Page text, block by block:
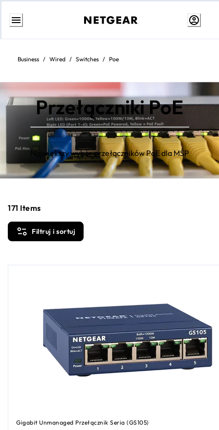
Przejdź
treściBusiness / Wired / Switches / Poe
Przełączniki PoE
Największy wybór przełączników PoE dla MŚP
Filtruj i sortuj
171 Items
Gigabit Unmanaged Przełącznik Seria (GS105)